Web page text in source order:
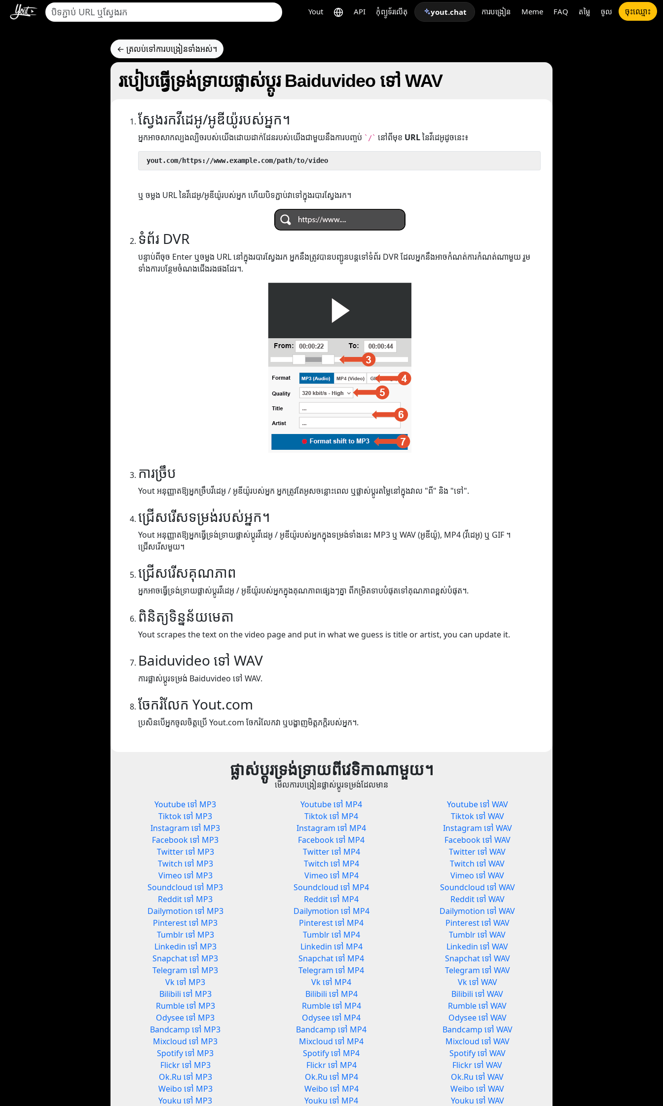
Yout API កុំព្យូទ័រលើតុ yout.chat ការបង្រៀន Meme FAQ តម្លៃ ចូល ចុះឈ្មោះ
← ត្រលប់ទៅការបង្រៀនទាំងអស់។
របៀបធ្វើទ្រង់ទ្រាយផ្លាស់ប្តូរ Baiduvideo ទៅ WAV
ស្វែងរកវីដេអូ/អូឌីយ៉ូរបស់អ្នក។
អ្នកអាចសាកល្បងល្បិចរបស់យើងដោយដាក់ដែនរបស់យើងជាមួយនឹងការបញ្ចប់ `/` នៅពីមុខ URLនៃវីដេអូដូចនេះ៖
yout.com/https://www.example.com/path/to/video
ឬ ចម្លង URL នៃវីដេអូ/អូឌីយ៉ូរបស់អ្នក ហើយបិទភ្ជាប់វាទៅក្នុងរបារស្វែងរក។
ទំព័រ DVR
បន្ទាប់ពីចុច Enter ឬចម្លង URL នៅក្នុងរបារស្វែងរក អ្នកនឹងត្រូវបានបញ្ជូនបន្តទៅទំព័រ DVR ដែលអ្នកនឹងអាចកំណត់ការកំណត់ណាមួយ រួម
ទាំងការបន្ថែមចំណងជើងរងផងដែរ។.
ការច្រឹប
Yout អនុញ្ញាតឱ្យអ្នកច្រឹបវីដេអូ / អូឌីយ៉ូរបស់អ្នក អ្នកត្រូវតែអូសចន្លោះពេល ឬផ្លាស់ប្តូរតម្លៃនៅក្នុងវាល "ពី" និង "ទៅ".
ជ្រើសរើសទម្រង់របស់អ្នក។
Yout អនុញ្ញាតឱ្យអ្នកធ្វើទ្រង់ទ្រាយផ្លាស់ប្តូរវីដេអូ / អូឌីយ៉ូរបស់អ្នកក្នុងទម្រង់ទាំងនេះ MP3 ឬ WAV (អូឌីយ៉ូ), MP4 (វីដេអូ) ឬ GIF ។
ជ្រើសរើសមួយ។
ជ្រើសរើសគុណភាព
អ្នកអាចធ្វើទ្រង់ទ្រាយផ្លាស់ប្តូរវីដេអូ / អូឌីយ៉ូរបស់អ្នកក្នុងគុណភាពផ្សេងៗគ្នា ពីកម្រិតទាបបំផុតទៅគុណភាពខ្ពស់បំផុត។.
ពិនិត្យទិន្នន័យមេតា
Yout scrapes the text on the video page and put in what we guess is title or artist, you can update it.
Baiduvideo ទៅ WAV
ការផ្លាស់ប្តូរទម្រង់ Baiduvideo ទៅ WAV.
ចែករំលែក Yout.com
ប្រសិនបើអ្នកចូលចិត្តប្រើ Yout.com ចែករំលែកវា ឬបង្ហាញមិត្តភក្តិរបស់អ្នក។.
ផ្លាស់ប្តូរទ្រង់ទ្រាយពីវេទិកាណាមួយ។
មើលការបង្រៀនផ្លាស់ប្តូរទម្រង់ដែលមាន
Youtube ទៅ MP3
Tiktok ទៅ MP3
Instagram ទៅ MP3
Facebook ទៅ MP3
Twitter ទៅ MP3
Twitch ទៅ MP3
Vimeo ទៅ MP3
Soundcloud ទៅ MP3
Reddit ទៅ MP3
Dailymotion ទៅ MP3
Pinterest ទៅ MP3
Tumblr ទៅ MP3
Linkedin ទៅ MP3
Snapchat ទៅ MP3
Telegram ទៅ MP3
Vk ទៅ MP3
Bilibili ទៅ MP3
Rumble ទៅ MP3
Odysee ទៅ MP3
Bandcamp ទៅ MP3
Mixcloud ទៅ MP3
Spotify ទៅ MP3
Flickr ទៅ MP3
Ok.Ru ទៅ MP3
Weibo ទៅ MP3
Youku ទៅ MP3
Youtube ទៅ MP4
Tiktok ទៅ MP4
Instagram ទៅ MP4
Facebook ទៅ MP4
Twitter ទៅ MP4
Twitch ទៅ MP4
Vimeo ទៅ MP4
Soundcloud ទៅ MP4
Reddit ទៅ MP4
Dailymotion ទៅ MP4
Pinterest ទៅ MP4
Tumblr ទៅ MP4
Linkedin ទៅ MP4
Snapchat ទៅ MP4
Telegram ទៅ MP4
Vk ទៅ MP4
Bilibili ទៅ MP4
Rumble ទៅ MP4
Odysee ទៅ MP4
Bandcamp ទៅ MP4
Mixcloud ទៅ MP4
Spotify ទៅ MP4
Flickr ទៅ MP4
Ok.Ru ទៅ MP4
Weibo ទៅ MP4
Youku ទៅ MP4
Youtube ទៅ WAV
Tiktok ទៅ WAV
Instagram ទៅ WAV
Facebook ទៅ WAV
Twitter ទៅ WAV
Twitch ទៅ WAV
Vimeo ទៅ WAV
Soundcloud ទៅ WAV
Reddit ទៅ WAV
Dailymotion ទៅ WAV
Pinterest ទៅ WAV
Tumblr ទៅ WAV
Linkedin ទៅ WAV
Snapchat ទៅ WAV
Telegram ទៅ WAV
Vk ទៅ WAV
Bilibili ទៅ WAV
Rumble ទៅ WAV
Odysee ទៅ WAV
Bandcamp ទៅ WAV
Mixcloud ទៅ WAV
Spotify ទៅ WAV
Flickr ទៅ WAV
Ok.Ru ទៅ WAV
Weibo ទៅ WAV
Youku ទៅ WAV